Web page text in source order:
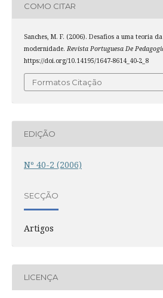
COMO CITAR
Sanches, M. F. (2006). Desafios a uma teoria
modernidade. Revista Portuguesa De
https://doi.org/10.14195/1647-8614_40-2_8
Formatos Citação
EDIÇÃO
Nº 40-2 (2006)
SECÇÃO
Artigos
LICENÇA